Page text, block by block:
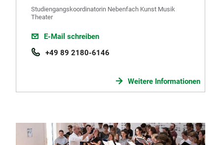
Studiengangskoordinatorin Nebenfach Kunst Musik
Theater
E-Mail schreiben
+49 89 2180-6146
Weitere Informationen